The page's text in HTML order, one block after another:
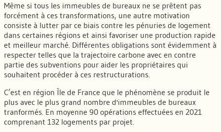
Même si tous les immeubles de bureaux ne se prêtent pas
forcément à ces transformations, une autre motivation
consiste à lutter par ce biais contre les pénuries de logement
dans certaines régions et ainsi favoriser une production rapide
et meilleur marché. Différentes obligations sont évidemment à
respecter telles que la trajectoire carbone avec en contre
partie des subventions pour aider les propriétaires qui
souhaitent procéder à ces restructurations.
C’est en région Île de France que le phénomène se produit le
plus avec le plus grand nombre d'immeubles de bureaux
tranformés. En moyenne 90 opérations effectuées en 2021
comprenant 132 logements par projet.